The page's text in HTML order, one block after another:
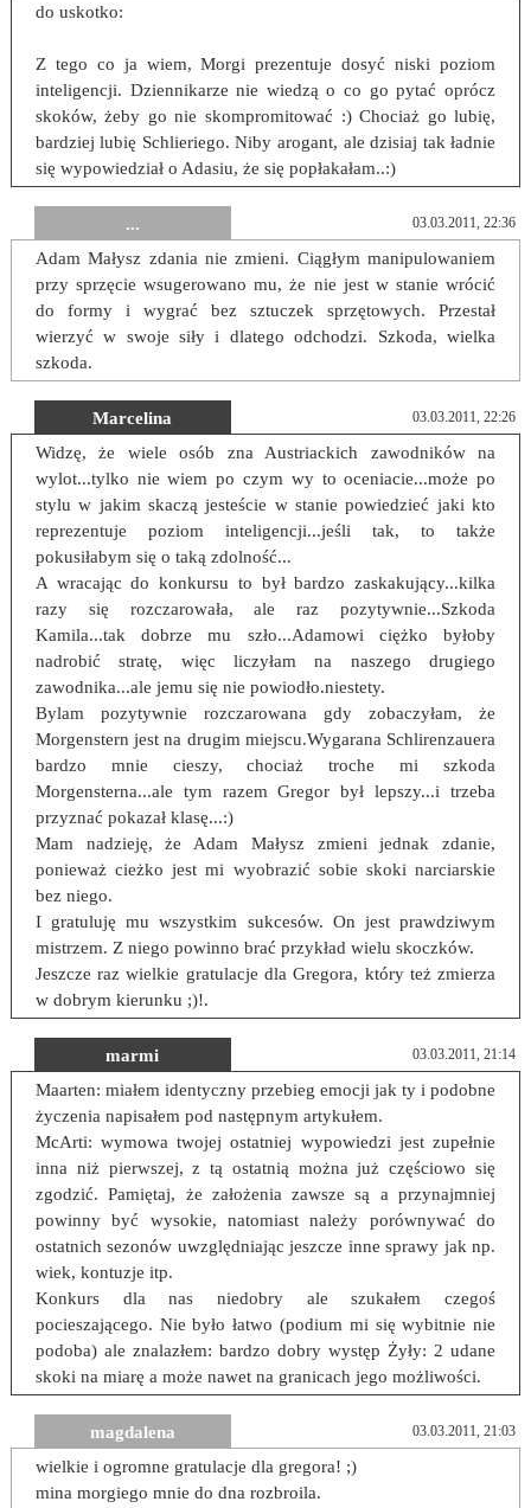
do uskotko:
Z tego co ja wiem, Morgi prezentuje dosyć niski poziom
inteligencji. Dziennikarze nie wiedzą o co go pytać oprócz
skoków, żeby go nie skompromitować :) Chociaż go lubię,
bardziej lubię Schlieriego. Niby arogant, ale dzisiaj tak ładnie
się wypowiedział o Adasiu, że się popłakałam..:)
... 03.03.2011, 22:36
Adam Małysz zdania nie zmieni. Ciągłym manipulowaniem
przy sprzęcie wsugerowano mu, że nie jest w stanie wrócić
do formy i wygrać bez sztuczek sprzętowych. Przestał
wierzyć w swoje siły i dlatego odchodzi. Szkoda, wielka
szkoda.
Marcelina 03.03.2011, 22:26
Widzę, że wiele osób zna Austriackich zawodników na
wylot...tylko nie wiem po czym wy to oceniacie...może po
stylu w jakim skaczą jesteście w stanie powiedzieć jaki kto
reprezentuje poziom inteligencji...jeśli tak, to także
pokusiłabym się o taką zdolność...
A wracając do konkursu to był bardzo zaskakujący...kilka
razy się rozczarowała, ale raz pozytywnie...Szkoda
Kamila...tak dobrze mu szło...Adamowi ciężko byłoby
nadrobić stratę, więc liczyłam na naszego drugiego
zawodnika...ale jemu się nie powiodło.niestety.
Bylam pozytywnie rozczarowana gdy zobaczyłam, że
Morgenstern jest na drugim miejscu.Wygarana Schlirenzauera
bardzo mnie cieszy, chociaż troche mi szkoda
Morgensterna...ale tym razem Gregor był lepszy...i trzeba
przyznać pokazał klasę...:)
Mam nadzieję, że Adam Małysz zmieni jednak zdanie,
ponieważ cieżko jest mi wyobrazić sobie skoki narciarskie
bez niego.
I gratuluję mu wszystkim sukcesów. On jest prawdziwym
mistrzem. Z niego powinno brać przykład wielu skoczków.
Jeszcze raz wielkie gratulacje dla Gregora, który też zmierza
w dobrym kierunku ;)!.
marmi 03.03.2011, 21:14
Maarten: miałem identyczny przebieg emocji jak ty i podobne
życzenia napisałem pod następnym artykułem.
McArti: wymowa twojej ostatniej wypowiedzi jest zupełnie
inna niż pierwszej, z tą ostatnią można już częściowo się
zgodzić. Pamiętaj, że założenia zawsze są a przynajmniej
powinny być wysokie, natomiast należy porównywać do
ostatnich sezonów uwzględniając jeszcze inne sprawy jak np.
wiek, kontuzje itp.
Konkurs dla nas niedobry ale szukałem czegoś
pocieszającego. Nie było łatwo (podium mi się wybitnie nie
podoba) ale znalazłem: bardzo dobry występ Żyły: 2 udane
skoki na miarę a może nawet na granicach jego możliwości.
magdalena 03.03.2011, 21:03
wielkie i ogromne gratulacje dla gregora! ;)
mina morgiego mnie do dna rozbroila.